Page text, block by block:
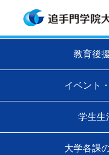
教育後
イベント
学生生
大学各課